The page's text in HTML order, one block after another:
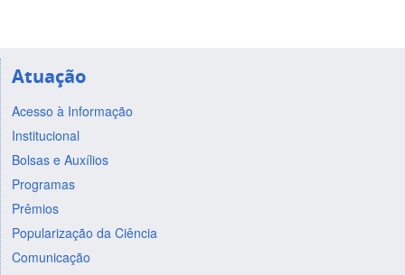
Atuação
Acesso à Informação
Institucional
Bolsas e Auxílios
Programas
Prêmios
Popularização da Ciência
Comunicação